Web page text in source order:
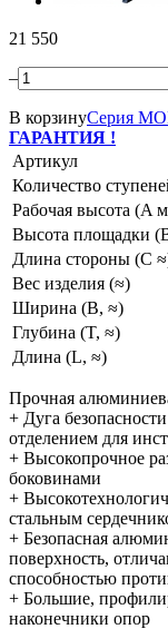
21 550
–
В корзинуСерия
ГАРАНТИЯ !
Артикул
Количество
Рабочая высота (A
Высота площадки
Длина стороны (C
Вес изделия (≈)
Ширина (B, ≈)
Глубина (T, ≈)
Длина (L, ≈)
Прочная
+ Дуга
отделением для
+ Высокопрочное
боковинами
+
стальным
+ Безопасная
поверхность,
способностью
+ Большие,
наконечники опор